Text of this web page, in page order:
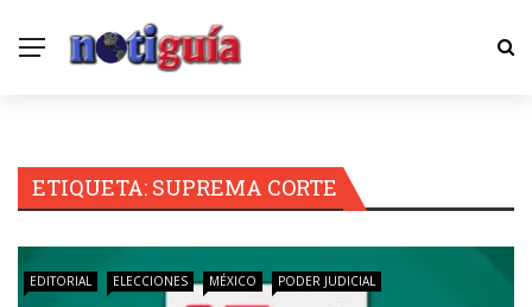
ETIQUETA: SUPREMA CORTE
EDITORIAL ELECCIONES MÉXICO PODER JUDICIAL